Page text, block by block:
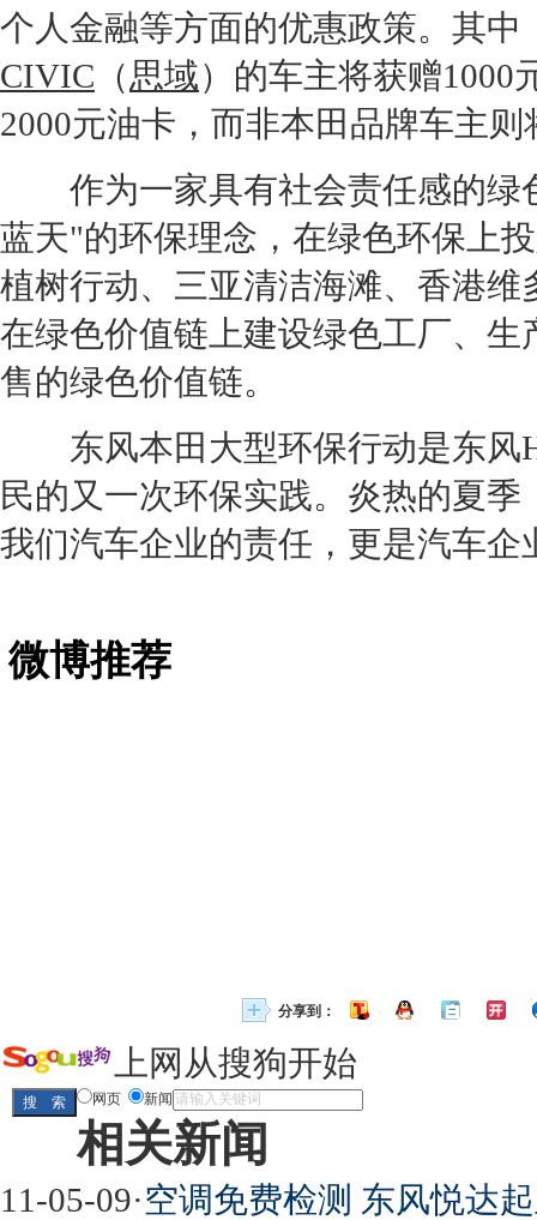
个人金融等方面的优惠政策。其
CIVIC （思域）的车主将获赠1000
2000元油卡，而非本田 品牌车主则
作为一家具有社会责任感的绿
蓝天"的环保理念，在绿色环保 上
植树行动、三亚清洁海滩、香港
在绿色价值链上建设绿色工厂、
售的绿色价值链。
东风本田 大型环保行动是东风
民的又一次环保实践。炎热的夏季
我们汽车企业的责任，更是汽车企
微博推荐
分享到：
上网从搜狗开始
网页 新闻
相关新闻
11-05-09·空调免费检测 东风悦达